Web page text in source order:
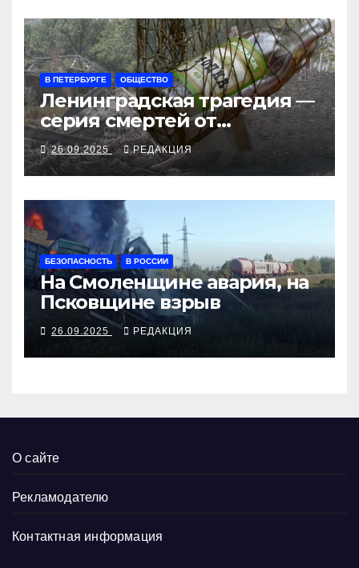
В ПЕТЕРБУРГЕ ОБЩЕСТВО
Ленинградская трагедия —
серия смертей от
алкосуррогата
26.09.2025 РЕДАКЦИЯ
БЕЗОПАСНОСТЬ В РОССИИ
На Смоленщине авария, на
Псковщине взрыв
26.09.2025 РЕДАКЦИЯ
О сайте
Рекламодателю
Контактная информация